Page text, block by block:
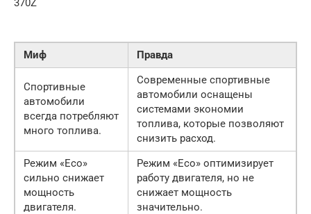
Миф Правда
Спортивные
автомобили
всегда потребляют
много топлива.
Современные спортивные
автомобили оснащены
системами экономии
топлива, которые позволяют
снизить расход.
Режим «Eco»
сильно снижает
мощность
двигателя.
Режим «Eco» оптимизирует
работу двигателя, но не
снижает мощность
значительно.